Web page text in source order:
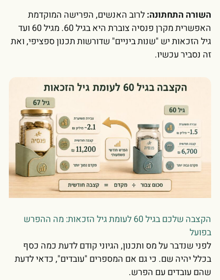
השורה התחתונה:לרוב האנשים, הפרישה המוקדמת
האפשרית מקרן פנסיה צוברת היא בגיל 60. מגיל 60 ועד
גיל הזכאות יש "שנות ביניים" שדורשות תכנון ספציפי, ואת
זה נסביר עכשיו.
הקצבה שלכם בגיל 60 לעומת גיל הזכאות: מה ההפרש
בפועל
לפני שנדבר על מס ותכנון, הגיוני קודם לדעת כמה כסף
בכלל יהיה שם. כי גם אם המספרים "עובדים", כדאי לדעת
שהם עובדים עם הפרש.